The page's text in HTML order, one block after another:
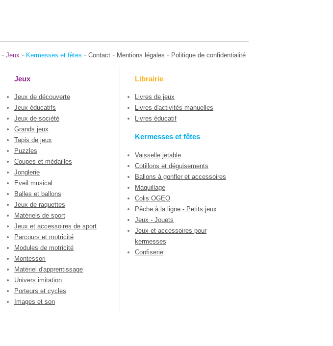
- Jeux - Kermesses et fêtes - Contact - Mentions légales - Politique de confidentialité
Jeux
Jeux de découverte
Jeux éducatifs
Jeux de société
Grands jeux
Tapis de jeux
Puzzles
Coupes et médailles
Jonglerie
Eveil musical
Balles et ballons
Jeux de raquettes
Matériels de sport
Jeux et accessoires de sport
Parcours et motricité
Modules de motricité
Montessori
Matériel d'apprentissage
Univers imitation
Porteurs et cycles
Images et son
Librairie
Livres de jeux
Livres d'activités manuelles
Livres éducatif
Kermesses et fêtes
Vaisselle jetable
Cotillons et déguisements
Ballons à gonfler et accessoires
Maquillage
Colis OGEO
Pêche à la ligne - Petits jeux
Jeux - Jouets
Jeux et accessoires pour
kermesses
Confiserie